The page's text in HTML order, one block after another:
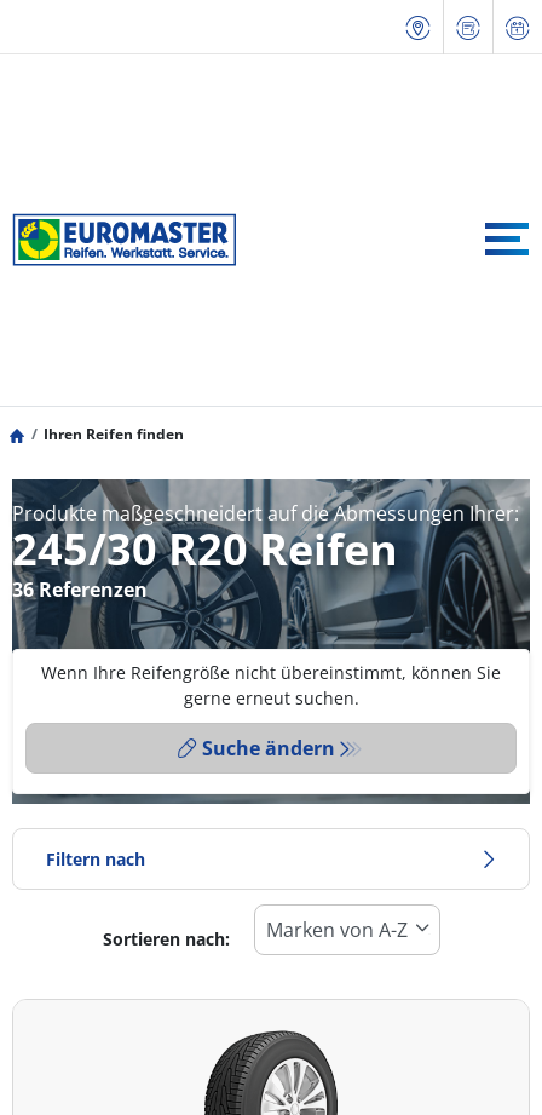
Ihren Reifen finden
Produkte maßgeschneidert auf die Abmessungen Ihrer:
245/30 R20 Reifen
36 Referenzen
Wenn Ihre Reifengröße nicht übereinstimmt, können Sie
gerne erneut suchen.
Suche ändern
Filtern nach
Reifentyp
Alle Arten (36)
Sortieren nach: